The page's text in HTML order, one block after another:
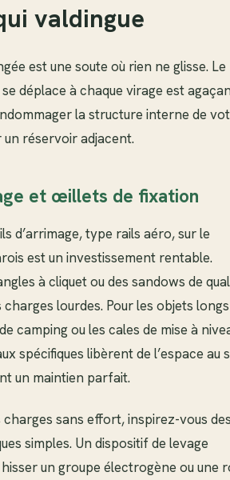
valdingue
est une soute où rien ne glisse. Le
se déplace à chaque virage est
la structure interne de
réservoir adjacent.
et œillets de fixation
d’arrimage, type rails aéro, sur le
est un investissement rentable.
à cliquet ou des sandows de
lourdes. Pour les objets longs
camping ou les cales de mise à
spécifiques libèrent de l’espace au
un maintien parfait.
charges sans effort, inspirez-vous
simples. Un dispositif de levage
un groupe électrogène ou une